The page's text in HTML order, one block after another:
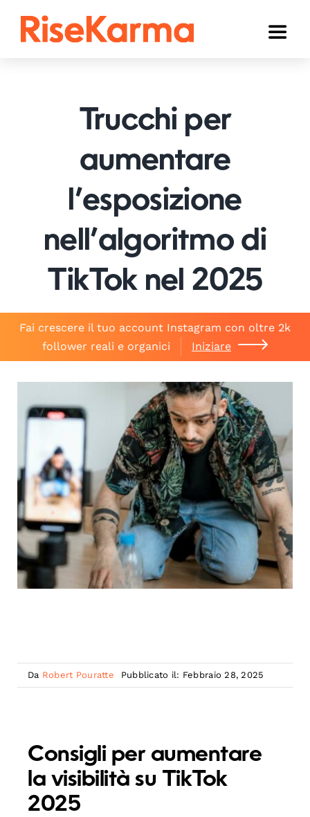
Toggle
YouTube
Twitter (𝕏)
Altri
Carrello
Trucchi per
aumentare
l’esposizione
nell’algoritmo di
TikTok nel 2025
Fai crescere il tuo account Instagram con oltre 2k
follower reali e organici
Iniziare
Da Robert Pouratte Pubblicato il: Febbraio 28, 2025
Consigli per aumentare
la visibilità su TikTok
2025